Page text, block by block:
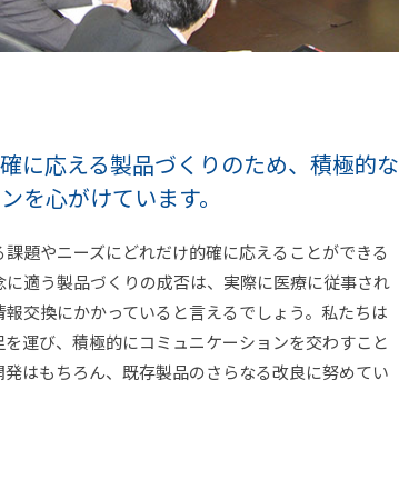
に応える製品づくりのため、 積極的な
を心がけています。
題やニーズにどれだけ的確に応えることができる
適う製品づくりの成否は、実際に医療に従事され
交換にかかっていると言えるでしょう。私たちは
運び、積極的にコミュニケーションを交わすこと
はもちろん、既存製品のさらなる改良に努めてい